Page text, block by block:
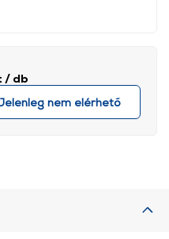
/ db
nem elérhető